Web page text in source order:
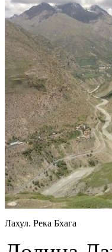
Лахул. Река Бхага